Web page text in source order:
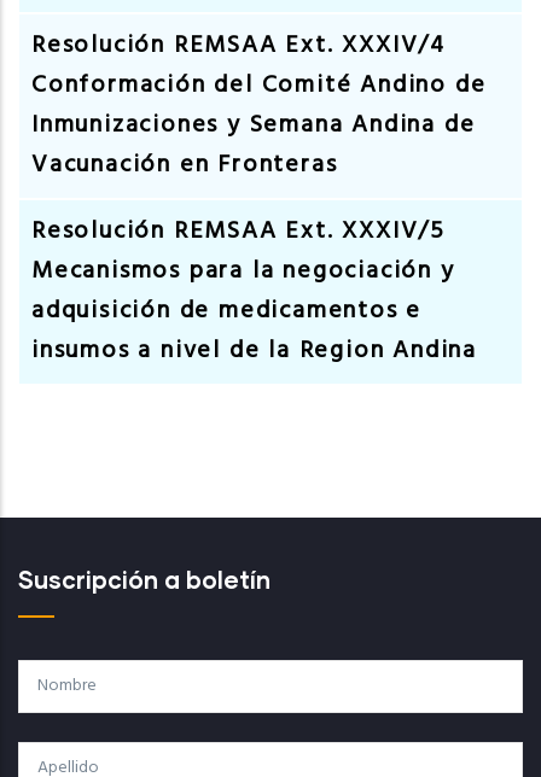
Resolución REMSAA Ext. XXXIV/4
Conformación del Comité Andino de
Inmunizaciones y Semana Andina de
Vacunación en Fronteras
Resolución REMSAA Ext. XXXIV/5
Mecanismos para la negociación y
adquisición de medicamentos e
insumos a nivel de la Region Andina
Suscripción a boletín
Nombre
Apellido